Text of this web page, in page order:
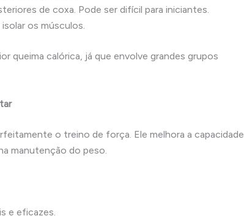
de coxa. Pode ser difícil para iniciantes.
isolar os músculos.
queima calórica, já que envolve grandes grupos
o treino de força. Ele melhora a capacidade
manutenção do peso.
e eficazes.